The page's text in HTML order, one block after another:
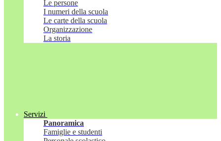
Le persone
I numeri della scuola
Le carte della scuola
Organizzazione
La storia
Servizi
Panoramica
Famiglie e studenti